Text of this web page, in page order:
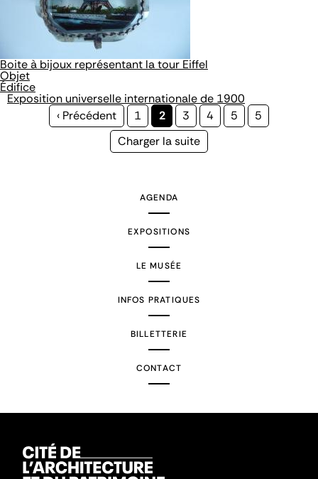
Boite à bijoux représentant la tour Eiffel
Objet
Édifice
Exposition universelle internationale de 1900
Page
précédente
‹ Précédent Page
1
Page
courante
2 Page
3 Page
4 Page
5 Page
5
Page
Charger la suite
AGENDA
EXPOSITIONS
LE MUSÉE
INFOS PRATIQUES
BILLETTERIE
CONTACT